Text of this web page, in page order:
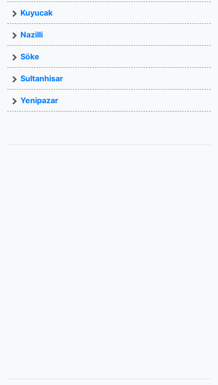
Kuyucak
Nazilli
Söke
Sultanhisar
Yenipazar